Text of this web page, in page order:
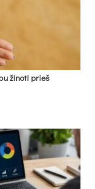
žinoti prieš